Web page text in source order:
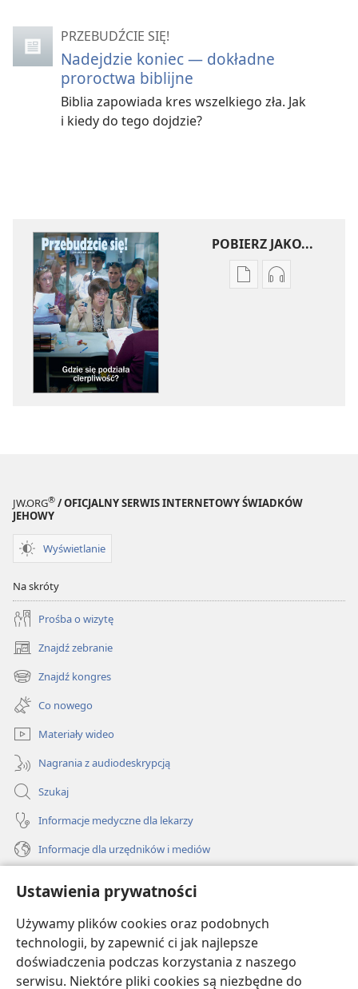
Ustawienia prywatności
Używamy plików cookies oraz podobnych
technologii, by zapewnić ci jak najlepsze
doświadczenia podczas korzystania z naszego
serwisu. Niektóre pliki cookies są niezbędne do
PRZEBUDŹCIE SIĘ!
Nadejdzie koniec — dokładne
proroctwa biblijne
Biblia zapowiada kres wszelkiego zła. Jak
i kiedy do tego dojdzie?
POBIERZ JAKO...
UstawieniaUstawienia
JW.ORG® / OFICJALNY SERWIS INTERNETOWY ŚWIADKÓW
JEHOWY
Wyświetlanie
Na skróty
Prośba o wizytę
Znajdź zebranie
(opens
new
window)
Znajdź kongres
(opens
new
window)
Co nowego
Materiały wideo
Nagrania z audiodeskrypcją
Szukaj
Informacje medyczne dla lekarzy
Informacje dla urzędników i mediów
Darowizny
(opens
new
window)BIBLIOTEKA INTERNETOWA Strażnicy
(opens
new